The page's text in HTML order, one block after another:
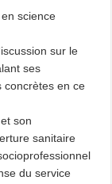
science
sur le
ses
concrètes en ce
son
sanitaire
du service